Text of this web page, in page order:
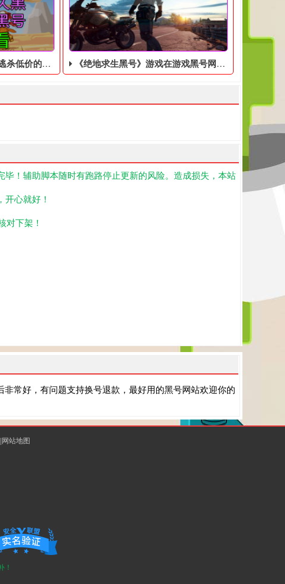
生黑号大家可能有很多不清楚的地方，所以下面我就给大家进行详
发售日期将推迟至2024年4月1日之前，原因是游戏的玩法方面还处
》近日发布了一系列新的MOD，其中包括双持机制、经济平衡和动
最近吃鸡非常的火热，很多的玩家都喜欢邀请好友晚
们为大玩家准备了绝地求生免费的账号,PUBG黑号平台等待你的购买
买的绝地求生游戏账号,绝地求生绝版cdk商城,我们为大玩家准备了
的临时黑号
求生黑号是指使用非法手段,不正当的消费手段购买的绝地求生游戏账
《绝地求生黑号​》游戏在游戏黑号网已上线，这是一款基于回合的战术角色扮演游戏
《绝地求生黑号​》游戏在游戏黑号网已上线，这是一
！辅助脚本随时有跑路停止更新的风险。造成损失，本站
心就好！
对下架！
常好，有问题支持换号退款，最好用的黑号网站欢迎你的
|网站地图
！